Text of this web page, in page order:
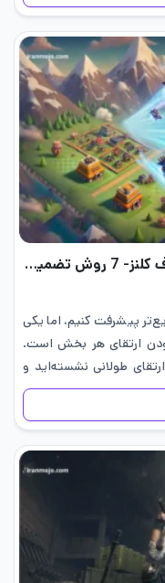
آموزش دور زدن زمان ارتقا در کلش اف کلنز- 7 روش تضمینی
پیشرفت کنیم، اما یکی
بودن ارتقای هر بخش است.
طولانی نشسته‌اید و